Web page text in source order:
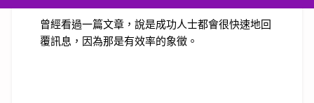
曾經看過一篇文章，說是成功人士都會很快速地回
覆訊息，因為那是有效率的象徵。